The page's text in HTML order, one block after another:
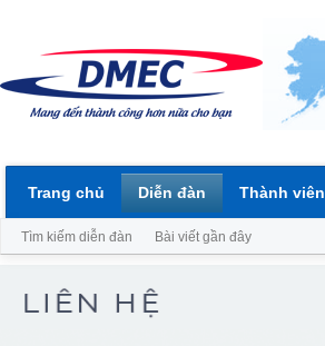
Trang chủ Diễn đàn
Tìm kiếm diễn đàn Bài viết gần đây
Thành viên